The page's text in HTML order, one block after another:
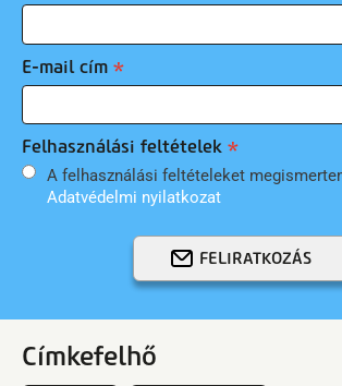
E-mail cím
Felhasználási feltételek
A felhasználási feltételeket
Adatvédelmi nyilatkozat
FELIRATKOZÁS
Címkefelhő